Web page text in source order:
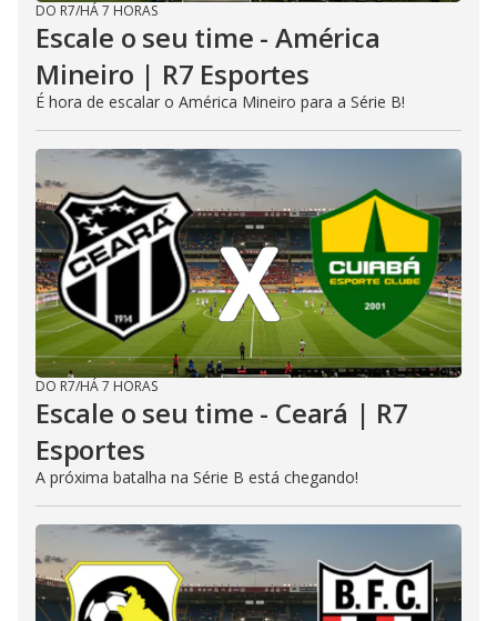
DO R7/HÁ 7 HORAS
Escale o seu time - América
Mineiro | R7 Esportes
É hora de escalar o América Mineiro para a Série B!
DO R7/HÁ 7 HORAS
Escale o seu time - Ceará | R7
Esportes
A próxima batalha na Série B está chegando!